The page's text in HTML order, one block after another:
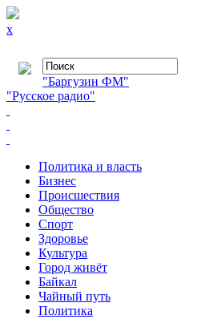
x
"Баргузин ФМ"
"Русское радио"
Политика и власть
Бизнес
Происшествия
Общество
Cпорт
Здоровье
Культура
Город живёт
Байкал
Чайный путь
Политика